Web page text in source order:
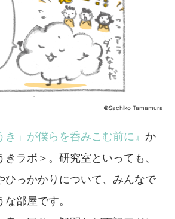
©Sachiko Tamamura
き」が僕らを呑みこむ前に』 か
きラボ＞。研究室といっても、
ひっかかりについて、みんなで
部屋です。